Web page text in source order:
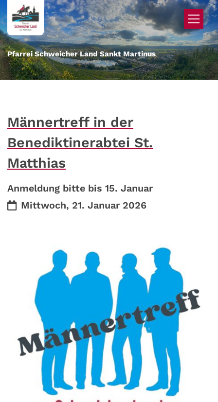
Zum Inhalt springen
Pfarrei Schweicher Land Sankt Martinus
Männertreff in der
Benediktinerabtei St.
Matthias
Anmeldung bitte bis 15. Januar
Datum:
Mittwoch, 21. Januar 2026